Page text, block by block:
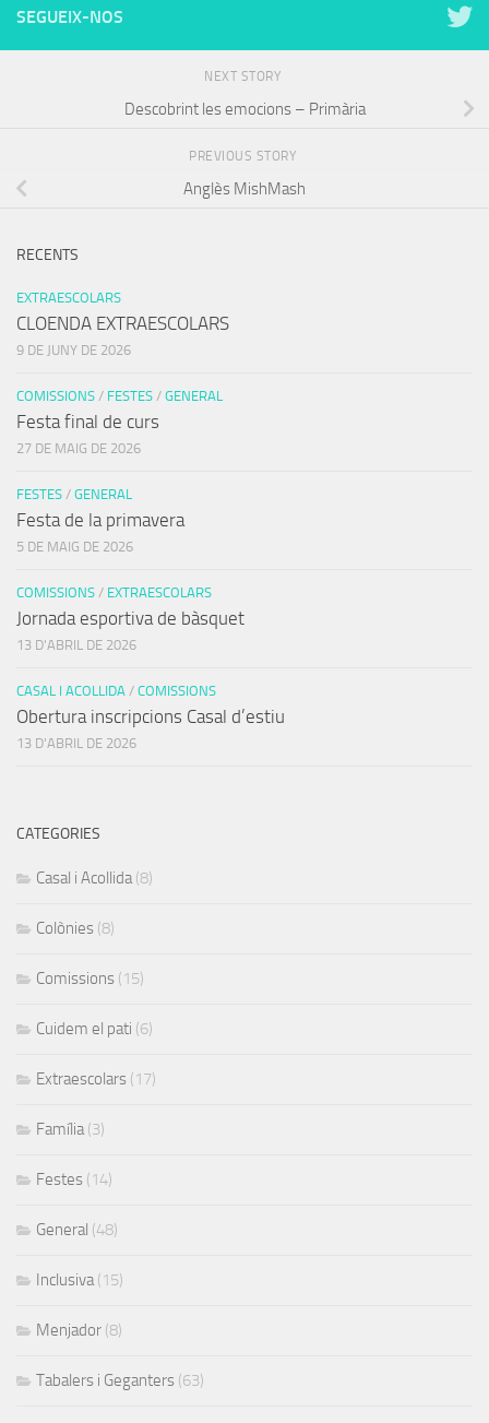
SEGUEIX-NOS
NEXT STORY
Descobrint les emocions – Primària
PREVIOUS STORY
Anglès MishMash
RECENTS
EXTRAESCOLARS
CLOENDA EXTRAESCOLARS
9 DE JUNY DE 2026
COMISSIONS / FESTES / GENERAL
Festa final de curs
27 DE MAIG DE 2026
FESTES / GENERAL
Festa de la primavera
5 DE MAIG DE 2026
COMISSIONS / EXTRAESCOLARS
Jornada esportiva de bàsquet
13 D'ABRIL DE 2026
CASAL I ACOLLIDA / COMISSIONS
Obertura inscripcions Casal d’estiu
13 D'ABRIL DE 2026
CATEGORIES
Casal i Acollida(8)
Colònies (8)
Comissions (15)
Cuidem el pati (6)
Extraescolars (17)
Família(3)
Festes (14)
General (48)
Inclusiva(15)
Menjador (8)
Tabalers i Geganters (63)